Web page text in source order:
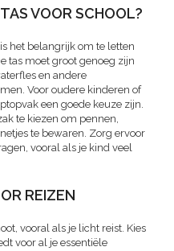
VOOR SCHOOL?
het belangrijk om te letten
tas moet groot genoeg zijn
en andere
Voor oudere kinderen of
een goede keuze zijn.
te kiezen om pennen,
te bewaren. Zorg ervoor
vooral als je kind veel
REIZEN
vooral als je licht reist. Kies
voor al je essentiële